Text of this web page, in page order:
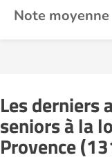
Note moyenne
Les derniers
seniors à la
Provence